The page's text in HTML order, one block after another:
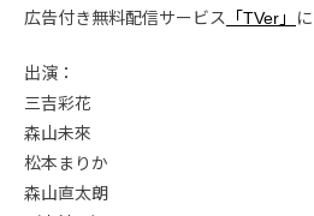
広告付き無料配信サービス 「TVer」
出演：
三吉彩花
森山未來
松本まりか
森山直太朗